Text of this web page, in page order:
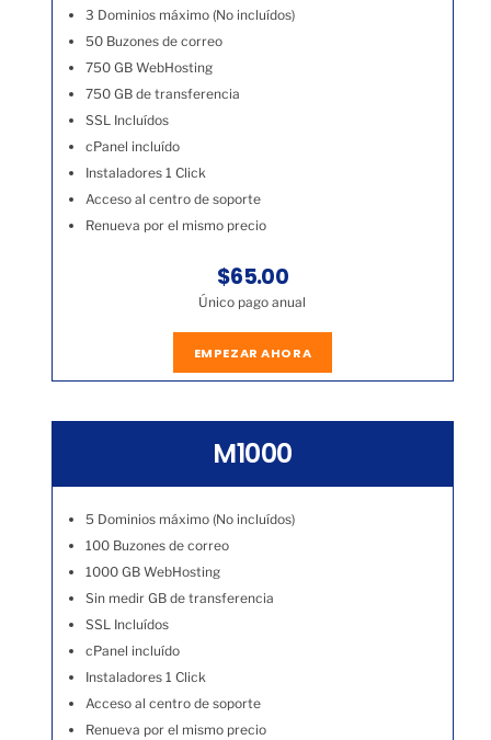
3 Dominios máximo (No incluídos)
50 Buzones de correo
750 GB WebHosting
750 GB de transferencia
SSL Incluídos
cPanel incluído
Instaladores 1 Click
Acceso al centro de soporte
Renueva por el mismo precio
$65.00
Único pago anual
EMPEZAR AHORA
M1000
5 Dominios máximo (No incluídos)
100 Buzones de correo
1000 GB WebHosting
Sin medir GB de transferencia
SSL Incluídos
cPanel incluído
Instaladores 1 Click
Acceso al centro de soporte
Renueva por el mismo precio